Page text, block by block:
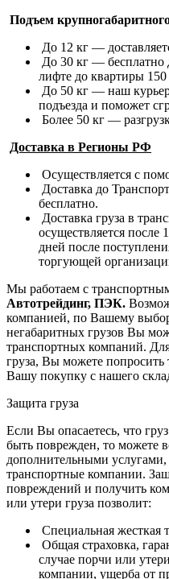
Подъем
До 12 кг —
До 30 кг — бесплатно
лифте до квартиры
До 50 кг — наш курьер
подъезда и поможет
Более 50 кг —
Доставка в Регионы РФ
Осуществляется с
Доставка до
бесплатно.
Доставка груза в
осуществляется после
дней после
торгующей
Мы работаем с
Автотрейдинг, ПЭК.
компанией, по Вашему
негабаритных грузов Вы
транспортных компаний.
груза, Вы можете
Вашу покупку с нашего
Защита груза
Если Вы опасаетесь, что
быть поврежден, то можете
дополнительными
транспортные компании.
повреждений и получить
или утери груза позволит:
Специальная жесткая
Общая страховка,
случае порчи или
компании, ущерба от